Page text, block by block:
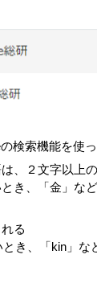
検索機能を使
、２文字以上
き、「金」な
る
き、「kin」な